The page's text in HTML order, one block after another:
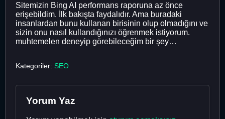
Sitemizin Bing AI performans raporuna az önce
erişebildim. İlk bakışta faydalıdır. Ama buradaki
insanlardan bunu kullanan birisinin olup olmadığını ve
sizin onu nasıl kullandığınızı öğrenmek istiyorum.
muhtemelen deneyip görebileceğim bir şey…
Kategoriler: SEO
Yorum Yaz